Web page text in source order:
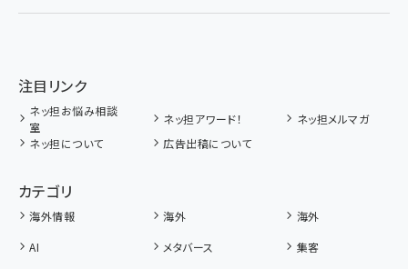
注目リンク
ネッ担お悩み相談
室
ネッ担アワード！
ネッ担メルマガ
ネッ担について
広告出稿について
カテゴリ
海外情報 海外
海外
AI
メタバース
集客